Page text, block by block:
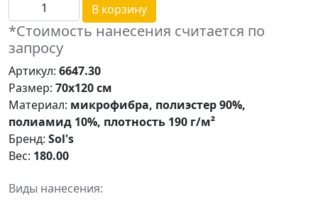
В корзину
*Стоимость нанесения считается по
запросу
Артикул: 6647.30
Размер: 70х120 см
Материал: микрофибра, полиэстер 90%,
полиамид 10%, плотность 190 г/м²
Бренд: Sol's
Вес: 180.00
Виды нанесения: